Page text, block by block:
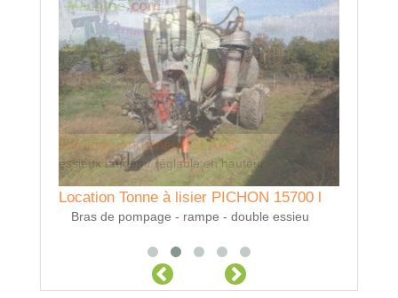
Location Andaineur CLAAS
essieux tandem/ réglable en hauteur
Location Tonne à lisier PICHON 15700 l
Bras de pompage - rampe - double essieu